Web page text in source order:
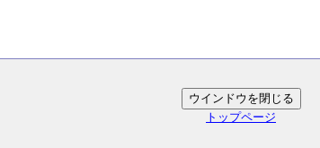
トップページ